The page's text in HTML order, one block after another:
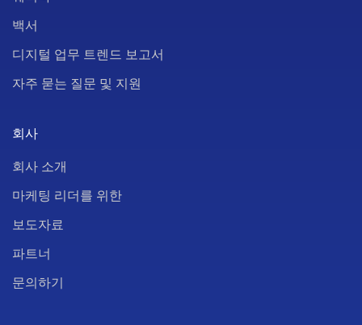
백서
디지털 업무 트렌드 보고서
자주 묻는 질문 및 지원
회사
회사 소개
마케팅 리더를 위한
보도자료
파트너
문의하기